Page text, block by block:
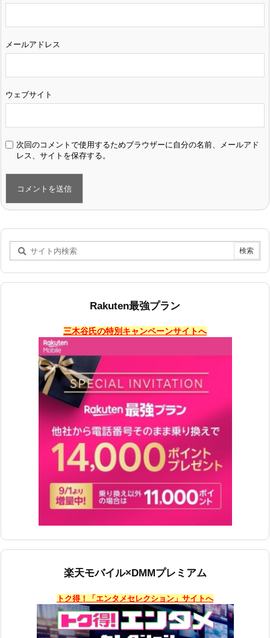
メールアドレス
ウェブサイト
次回のコメントで使用するためブラウザーに自分の名前、メールアド
レス、サイトを保存する。
Rakuten最強プラン
三木谷氏の特別キャンペーンサイトへ
楽天モバイル×DMMプレミアム
トク得！「エンタメセレクション」サイトへ